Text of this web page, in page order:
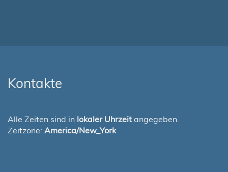
Kontakte
Alle Zeiten sind in lokaler Uhrzeit angegeben.
Zeitzone: America/New_York